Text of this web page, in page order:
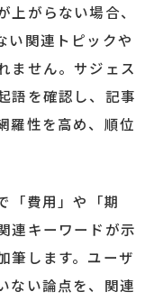
上がらない場合、
い関連トピックや
ません。サジェス
語を確認し、記事
羅性を高め、順位
「費用」や「期
連キーワードが示
筆します。ユーザ
ない論点を、関連